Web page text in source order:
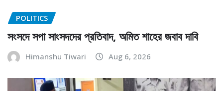
POLITICS
সংসদে সপা সাংসদদের প্রতিবাদ, অমিত শাহের জবাব দাবি
Himanshu Tiwari Aug 6, 2026